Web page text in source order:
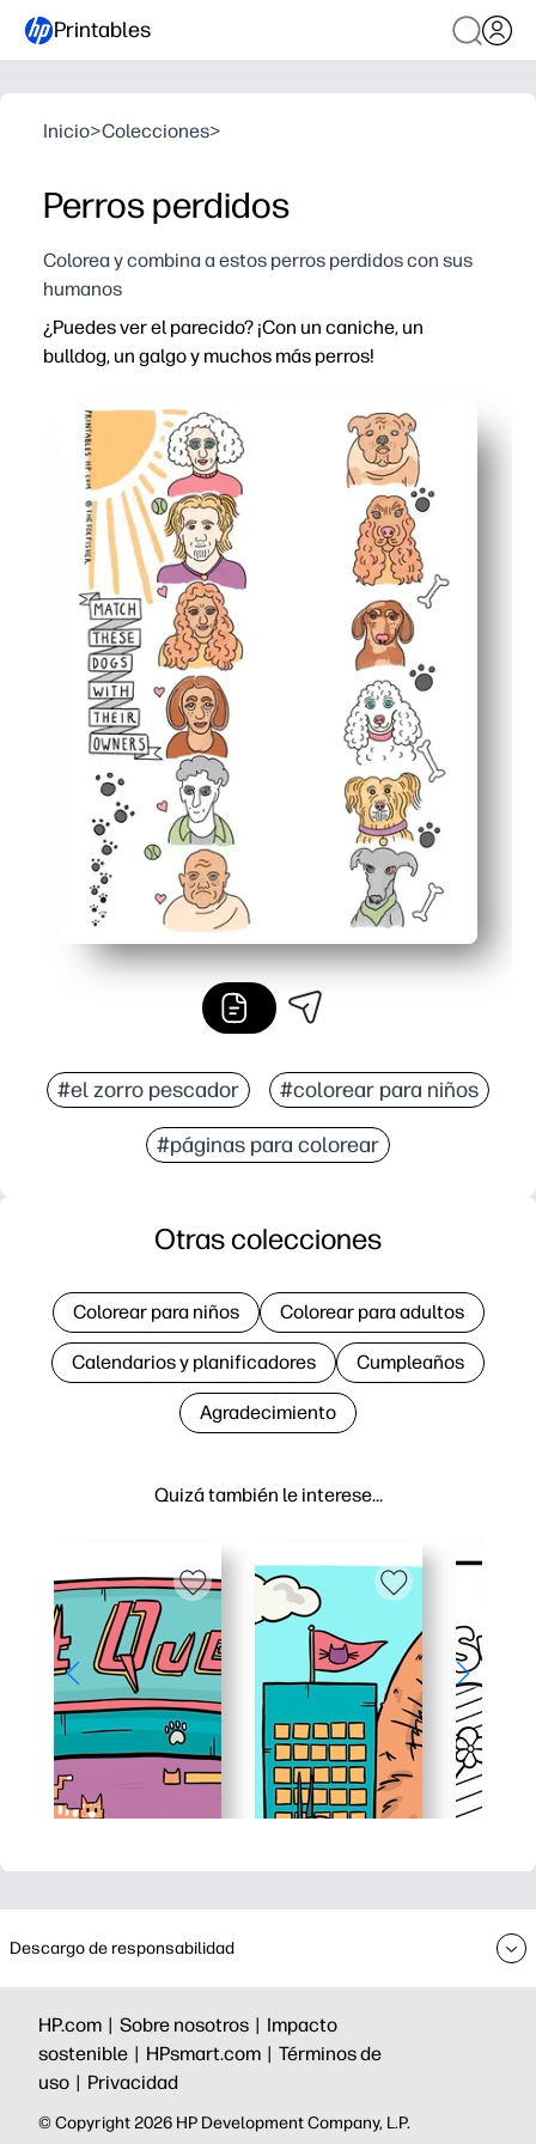
Printables
Inicio>Colecciones>
Perros perdidos
Colorea y combina a estos perros perdidos con sus
humanos
¿Puedes ver el parecido? ¡Con un caniche, un
bulldog, un galgo y muchos más perros!
Simplemente imprime y listo para combinar y
Mejorarás la observación y el razonamiento visual a
Aumentan el vocabulario con nombres de razas y
Flexible para el hogar o la clase: perfecto para los
#el zorro pescador #colorear para niños
#páginas para colorear
Quizá también le interese…
Otras colecciones
Colorear para niños Colorear para adultos
Calendarios y planificadores Cumpleaños
Agradecimiento
Descargo de responsabilidad
HP.com | Sobre nosotros | Impacto
sostenible | HPsmart.com | Términos de
uso | Privacidad
©️ Copyright 2026 HP Development Company, L.P.